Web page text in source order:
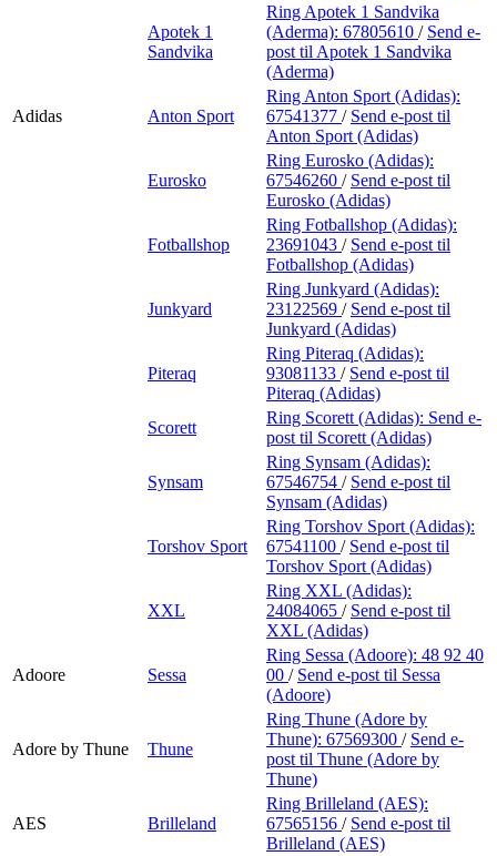
Apotek 1
Sandvika
Ring Apotek 1 Sandvika
(Aderma): 67805610 / Send e-
post til Apotek 1 Sandvika
(Aderma)
Adidas Anton Sport
Ring Anton Sport (Adidas):
67541377 / Send e-post til
Anton Sport (Adidas)
Eurosko
Ring Eurosko (Adidas):
67546260 / Send e-post til
Eurosko (Adidas)
Fotballshop
Ring Fotballshop (Adidas):
23691043 / Send e-post til
Fotballshop (Adidas)
Junkyard
Ring Junkyard (Adidas):
23122569 / Send e-post til
Junkyard (Adidas)
Piteraq
Ring Piteraq (Adidas):
93081133 / Send e-post til
Piteraq (Adidas)
Scorett
Ring Scorett (Adidas): Send e-
post til Scorett (Adidas)
Synsam
Ring Synsam (Adidas):
67546754 / Send e-post til
Synsam (Adidas)
Torshov Sport
Ring Torshov Sport (Adidas):
67541100 / Send e-post til
Torshov Sport (Adidas)
XXL
Ring XXL (Adidas):
24084065 / Send e-post til
XXL (Adidas)
Adoore Sessa
Ring Sessa (Adoore): 48 92 40
00 / Send e-post til Sessa
(Adoore)
Adore by Thune Thune
Ring Thune (Adore by
Thune): 67569300 / Send e-
post til Thune (Adore by
Thune)
AES Brilleland
Ring Brilleland (AES):
67565156 / Send e-post til
Brilleland (AES)